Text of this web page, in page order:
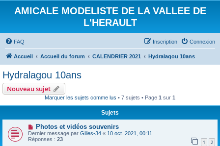
AMICALE MODELISTE DE LA VALLEE DE
L'HERAULT
FAQ Connexion
Inscription
Accueil Accueil du forum CALENDRIER 2021 Hydralagou 10ans
Hydralagou 10ans
Nouveau sujet
Marquer les sujets comme lus • 7 sujets • Page 1 sur 1
Sujets
Photos et vidéos souvenirs
Dernier message par Gilles-34 « 10 oct. 2021, 00:11
Réponses : 23 1 2